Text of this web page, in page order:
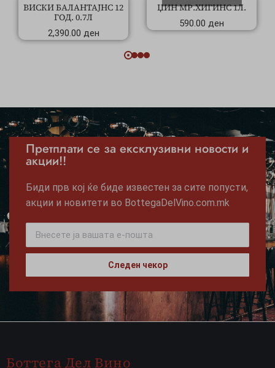
ВИСКИ БАЛАНТАЈНС 12
ГОД. 0.7Л
2,390.00 ден
ЏИН МР.ХИГИНС 1Л.
590.00 ден
Претплати се за ексклузивни новости и
акции!!
Биди прв кој ќе биде известен за сите попусти,
акции и новитети во BottegaDelVino.com.mk
Следен чекор
Боттега Дел Вино